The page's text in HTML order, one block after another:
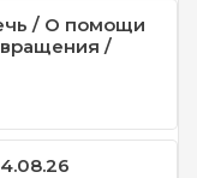
/ О помощи
/